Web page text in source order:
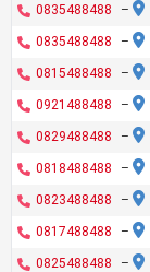
0835488488 –
0835488488 –
0815488488 –
0921488488 –
0829488488 –
0818488488 –
0823488488 –
0817488488 –
0825488488 –